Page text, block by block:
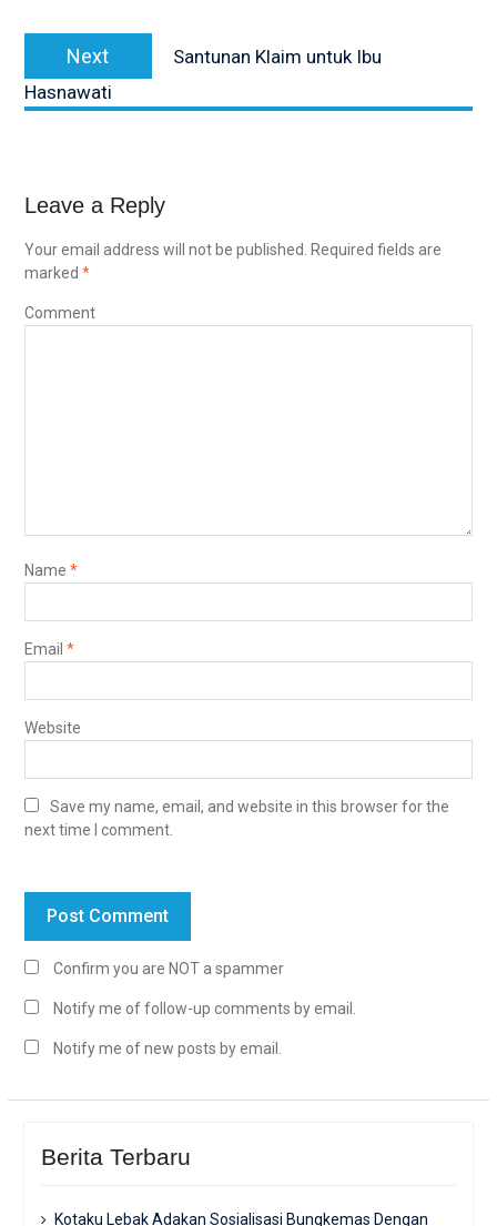
Next
Next
post:
Santunan Klaim untuk Ibu
Hasnawati
Leave a Reply
Your email address will not be published.
Required fields are
marked *
Comment
Name *
Email *
Website
Save my name, email, and website in this browser for the
next time I comment.
Confirm you are NOT a spammer
Notify me of follow-up comments by email.
Notify me of new posts by email.
Berita Terbaru
Kotaku Lebak Adakan Sosialisasi Bungkemas Dengan